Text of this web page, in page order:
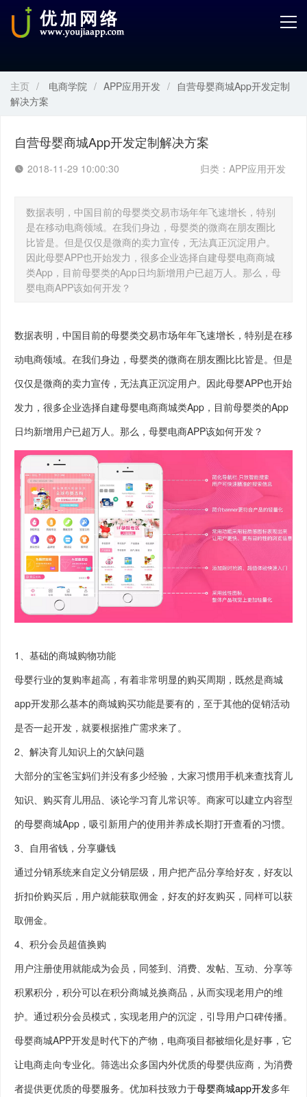
首页
开发服务
关于优加
主页 / 电商学院 / APP应用开发 / 自营母婴商城App开发定制
解决方案
自营母婴商城App开发定制解决方案
2018-11-29 10:00:30 归类： APP应用开发
数据表明，中国目前的母婴类交易市场年年飞速增长，特别
是在移动电商领域。在我们身边，母婴类的微商在朋友圈比
比皆是。但是仅仅是微商的卖力宣传，无法真正沉淀用户。
因此母婴APP也开始发力，很多企业选择自建母婴电商商城
类App，目前母婴类的App日均新增用户已超万人。那么，母
婴电商APP该如何开发？
数据表明，中国目前的母婴类交易市场年年飞速增长，特别是在移
动电商领域。在我们身边，母婴类的微商在朋友圈比比皆是。但是
仅仅是微商的卖力宣传，无法真正沉淀用户。因此母婴APP也开始
发力，很多企业选择自建母婴电商商城类App，目前母婴类的App
日均新增用户已超万人。那么，母婴电商APP该如何开发？
1、基础的商城购物功能
母婴行业的复购率超高，有着非常明显的购买周期，既然是商城
app开发那么基本的商城购买功能是要有的，至于其他的促销活动
是否一起开发，就要根据推广需求来了。
2、解决育儿知识上的欠缺问题
大部分的宝爸宝妈们并没有多少经验，大家习惯用手机来查找育儿
知识、购买育儿用品、谈论学习育儿常识等。商家可以建立内容型
的母婴商城App，吸引新用户的使用并养成长期打开查看的习惯。
3、自用省钱，分享赚钱
通过分销系统来自定义分销层级，用户把产品分享给好友，好友以
折扣价购买后，用户就能获取佣金，好友的好友购买，同样可以获
取佣金。
4、积分会员超值换购
用户注册使用就能成为会员，同签到、消费、发帖、互动、分享等
积累积分，积分可以在积分商城兑换商品，从而实现老用户的维
护。通过积分会员模式，实现老用户的沉淀，引导用户口碑传播。
母婴商城APP开发是时代下的产物，电商项目都被细化是好事，它
让电商走向专业化。筛选出众多国内外优质的母婴供应商，为消费
者提供更优质的母婴服务。优加科技致力于母婴商城app开发多年